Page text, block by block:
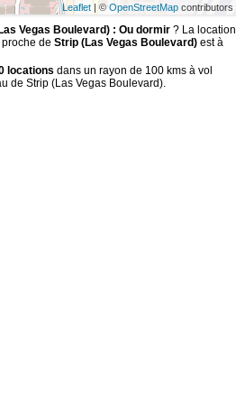
Leaflet| ©OpenStreetMap contributors
Vegas Boulevard) : Ou dormir? La location
proche de Strip (Las Vegas Boulevard)est à
locations dans un rayon de 100 kms à vol
de Strip (Las Vegas Boulevard).